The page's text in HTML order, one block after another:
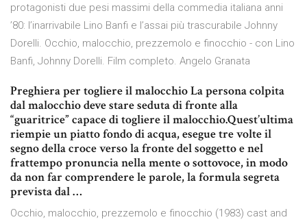
protagonisti due pesi massimi della commedia italiana anni
’80: l’inarrivabile Lino Banfi e l’assai più trascurabile Johnny
Dorelli. Occhio, malocchio, prezzemolo e finocchio - con Lino
Banfi, Johnny Dorelli. Film completo. Angelo Granata
Preghiera per togliere il malocchio La persona colpita
dal malocchio deve stare seduta di fronte alla
“guaritrice” capace di togliere il malocchio.Quest’ultima
riempie un piatto fondo di acqua, esegue tre volte il
segno della croce verso la fronte del soggetto e nel
frattempo pronuncia nella mente o sottovoce, in modo
da non far comprendere le parole, la formula segreta
prevista dal …
Occhio, malocchio, prezzemolo e finocchio (1983) cast and